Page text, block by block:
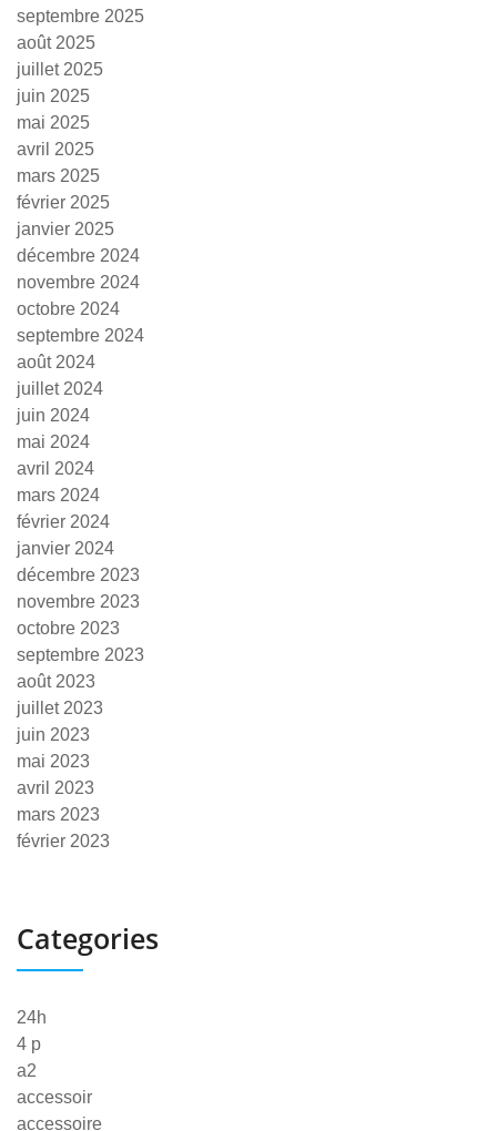
septembre 2025
août 2025
juillet 2025
juin 2025
mai 2025
avril 2025
mars 2025
février 2025
janvier 2025
décembre 2024
novembre 2024
octobre 2024
septembre 2024
août 2024
juillet 2024
juin 2024
mai 2024
avril 2024
mars 2024
février 2024
janvier 2024
décembre 2023
novembre 2023
octobre 2023
septembre 2023
août 2023
juillet 2023
juin 2023
mai 2023
avril 2023
mars 2023
février 2023
Categories
24h
4 p
a2
accessoir
accessoire